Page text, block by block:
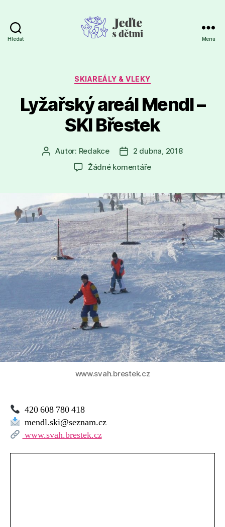
Hledat Menu
Rubriky
SKIAREÁLY & VLEKY
Lyžařský areál Mendl –
SKI Břestek
Autor
příspěvku
Autor: Redakce
Datum
příspěvku
2 dubna, 2018
Žádné komentářeu
názvem
Lyžařský
areál
Mendl
–
SKI
Břestek
www.svah.brestek.cz
420 608 780 418
mendl.ski@seznam.cz
www.svah.brestek.cz